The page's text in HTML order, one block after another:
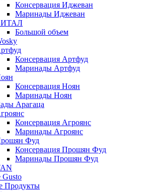
Консервация Иджеван
Маринады Иджеван
Большой объем
Консервация Артфуд
Маринады Артфуд
Консервация Ноян
Маринады Ноян
Арагаца
Консервация Агроянс
Маринады Агроянс
Фуд
Консервация Прошян Фуд
Маринады Прошян Фуд
Gusto
Продукты